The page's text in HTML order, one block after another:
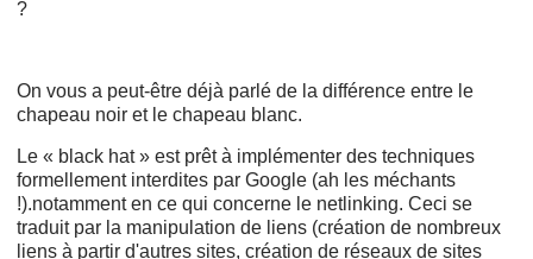
?
On vous a peut-être déjà parlé de la différence entre le
chapeau noir et le chapeau blanc.
Le « black hat » est prêt à implémenter des techniques
formellement interdites par Google (ah les méchants
!).notamment en ce qui concerne le netlinking. Ceci se
traduit par la manipulation de liens (création de nombreux
liens à partir d'autres sites, création de réseaux de sites